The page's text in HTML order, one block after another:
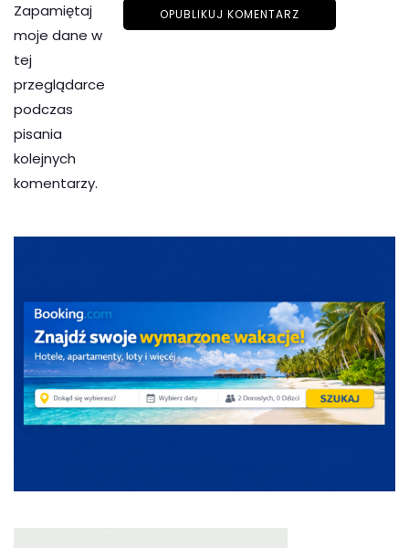
Zapamiętaj
moje dane w
tej
przeglądarce
podczas
pisania
kolejnych
komentarzy.